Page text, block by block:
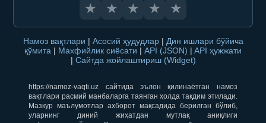
★ ★ ★ ★ ★
Намоз вақтлари | Асосий ҳудудлар | Дин ишлари бўйича
қўмита | Махфийлик сиёсати | API (JSON) | API ҳужжати
| Сайтда жойлаштириш (Widget)
https://namoz-vaqti.uz сайтида эълон қилинаётган намоз
вақтлари расмий манбаларга таянган ҳолда тақдим этилади.
Мазкур маълумотлар ахборот мақсадида берилган бўлиб,
уларнинг диний жиҳатдан мутлақ аниқлиги